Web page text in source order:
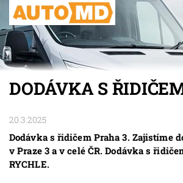
DODÁVKA S
20.3.2025
Dodávka s řidičem Praha 3. Zajistíme
v Praze 3 a v celé ČR. Dodávka s
RYCHLE.